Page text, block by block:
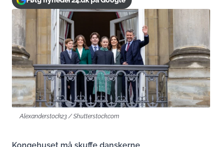
Alexanderstock23 / Shutterstock.com